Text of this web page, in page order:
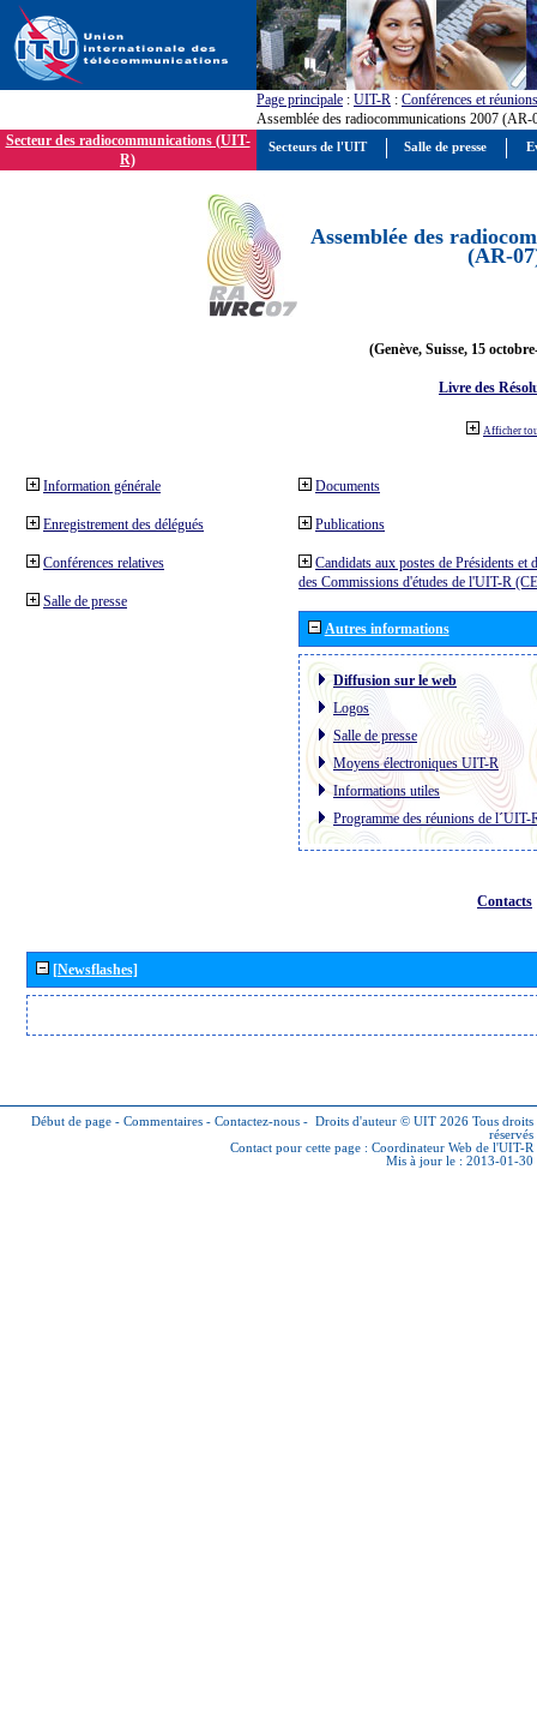
Page principale : UIT-R : Conférences et réunions
Assemblée des radiocommunications 2007 (AR-
Secteur des radiocommunications (UIT-
R)
Assemblée des
(AR-
(Genève, Suisse, 15
Livre des
Afficher
Information générale
Enregistrement des délégués
Conférences relatives
Salle de presse
Documents
Publications
Candidats aux postes de Présidents et
des Commissions d'études de l'UIT-R
Autres informations
Diffusion sur le web
Logos
Salle de presse
Moyens électroniques UIT-R
Informations utiles
Programme des réunions de l´UIT-
Contacts
[Newsflashes]
Début de page - Commentaires - Contactez-nous - Droits d'auteur © UIT 2026 Tous droits
réservés
Contact pour cette page : Coordinateur Web de l'UIT-R
Mis à jour le : 2013-01-30
Secteurs de l'UIT Salle de presse